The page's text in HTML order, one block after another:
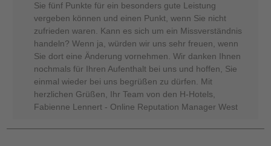
Sie fünf Punkte für ein besonders gute Leistung
vergeben können und einen Punkt, wenn Sie nicht
zufrieden waren. Kann es sich um ein Missverständnis
handeln? Wenn ja, würden wir uns sehr freuen, wenn
Sie dort eine Änderung vornehmen. Wir danken Ihnen
nochmals für Ihren Aufenthalt bei uns und hoffen, Sie
einmal wieder bei uns begrüßen zu dürfen. Mit
herzlichen Grüßen, Ihr Team von den H-Hotels,
Fabienne Lennert - Online Reputation Manager West